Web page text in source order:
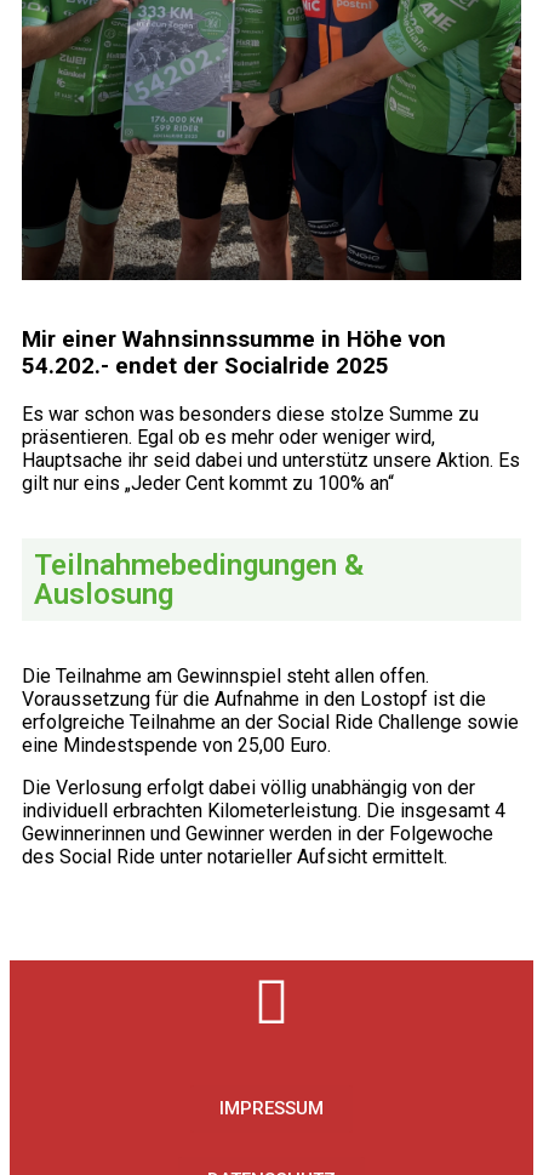
Mir einer Wahnsinnssumme in Höhe von
54.202.- endet der Socialride 2025
Es war schon was besonders diese stolze Summe zu
präsentieren. Egal ob es mehr oder weniger wird,
Hauptsache ihr seid dabei und unterstütz unsere Aktion. Es
gilt nur eins „Jeder Cent kommt zu 100% an“
Teilnahmebedingungen &
Auslosung
Die Teilnahme am Gewinnspiel steht allen offen.
Voraussetzung für die Aufnahme in den Lostopf ist die
erfolgreiche Teilnahme an der Social Ride Challenge sowie
eine Mindestspende von 25,00 Euro.
Die Verlosung erfolgt dabei völlig unabhängig von der
individuell erbrachten Kilometerleistung. Die insgesamt 4
Gewinnerinnen und Gewinner werden in der Folgewoche
des Social Ride unter notarieller Aufsicht ermittelt.
IMPRESSUM